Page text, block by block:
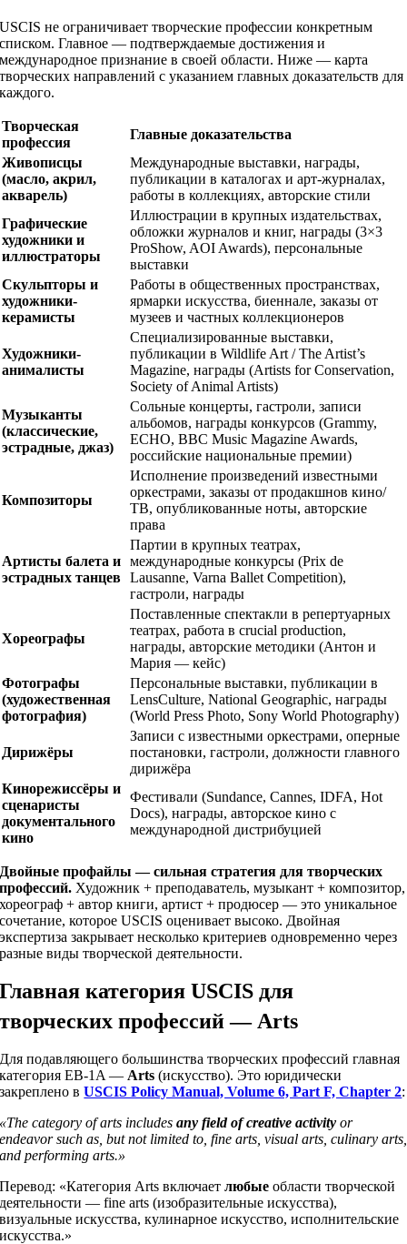
USCIS не ограничивает творческие профессии конкретным
списком. Главное — подтверждаемые достижения и
международное признание в своей области. Ниже — карта
творческих направлений с указанием главных доказательств для
каждого.
Творческая
профессия
Главные доказательства
Живописцы
(масло, акрил,
акварель)
Международные выставки, награды,
публикации в каталогах и арт-журналах,
работы в коллекциях, авторские стили
Графические
художники и
иллюстраторы
Иллюстрации в крупных издательствах,
обложки журналов и книг, награды (3×3
ProShow, AOI Awards), персональные
выставки
Скульпторы и
художники-
керамисты
Работы в общественных пространствах,
ярмарки искусства, биеннале, заказы от
музеев и частных коллекционеров
Художники-
анималисты
Специализированные выставки,
публикации в Wildlife Art / The Artist’s
Magazine, награды (Artists for Conservation,
Society of Animal Artists)
Музыканты
(классические,
эстрадные, джаз)
Сольные концерты, гастроли, записи
альбомов, награды конкурсов (Grammy,
ECHO, BBC Music Magazine Awards,
российские национальные премии)
Композиторы
Исполнение произведений известными
оркестрами, заказы от продакшнов кино/
ТВ, опубликованные ноты, авторские
права
Артисты балета и
эстрадных танцев
Партии в крупных театрах,
международные конкурсы (Prix de
Lausanne, Varna Ballet Competition),
гастроли, награды
Хореографы
Поставленные спектакли в репертуарных
театрах, работа в crucial production,
награды, авторские методики (Антон и
Мария — кейс)
Фотографы
(художественная
фотография)
Персональные выставки, публикации в
LensCulture, National Geographic, награды
(World Press Photo, Sony World Photography)
Дирижёры
Записи с известными оркестрами, оперные
постановки, гастроли, должности главного
дирижёра
Кинорежиссёры и
сценаристы
документального
кино
Фестивали (Sundance, Cannes, IDFA, Hot
Docs), награды, авторское кино с
международной дистрибуцией
Двойные профайлы — сильная стратегия для творческих
профессий. Художник + преподаватель, музыкант + композитор,
хореограф + автор книги, артист + продюсер — это уникальное
сочетание, которое USCIS оценивает высоко. Двойная
экспертиза закрывает несколько критериев одновременно через
разные виды творческой деятельности.
Главная категория USCIS для
творческих профессий — Arts
Для подавляющего большинства творческих профессий главная
категория EB-1A — Arts (искусство). Это юридически
закреплено вUSCIS Policy Manual, Volume 6, Part F, Chapter 2:
«The category of arts includesany field of creative activity or
endeavor such as, but not limited to, fine arts, visual arts, culinary arts,
and performing arts.»
Перевод: «Категория Arts включаетлюбые области творческой
деятельности — fine arts (изобразительные искусства),
визуальные искусства, кулинарное искусство, исполнительские
искусства.»